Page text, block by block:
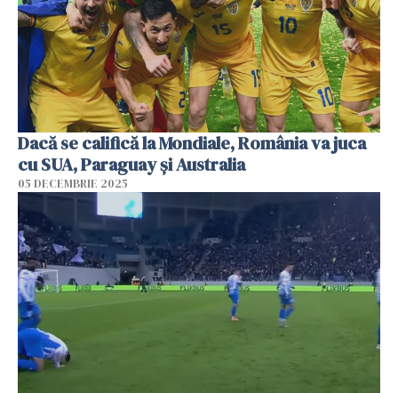
Dacă se califică la Mondiale, România va juca
cu SUA, Paraguay şi Australia
05 DECEMBRIE 2025